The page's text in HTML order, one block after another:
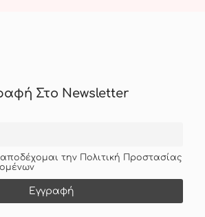
Στο Newsletter
την Πολιτική Προστασίας